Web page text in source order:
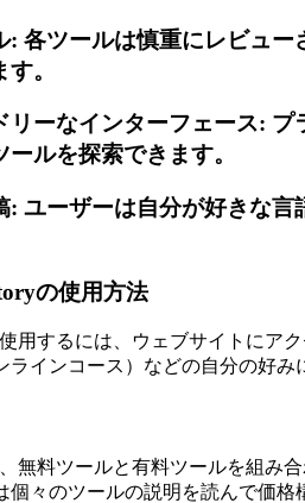
: 各ツールは慎重にレビュ
。
リーなインターフェース:
ルを探索できます。
: ユーザーは自分が好きな
の使用方法
使用するには、ウェブサイトに
ラインコース）などの自分の好
、無料ツールと有料ツールを組
個々のツールの説明を読んで価